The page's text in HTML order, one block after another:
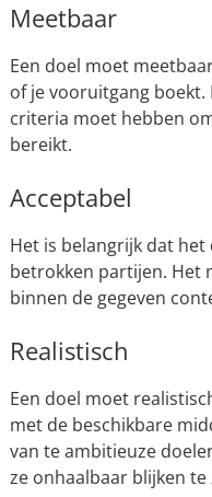
Meetbaar
Een doel moet
of je vooruitgang
criteria moet hebben
bereikt.
Acceptabel
Het is belangrijk dat
betrokken partijen. Het
binnen de gegeven
Realistisch
Een doel moet
met de beschikbare
van te ambitieuze
ze onhaalbaar blijken te